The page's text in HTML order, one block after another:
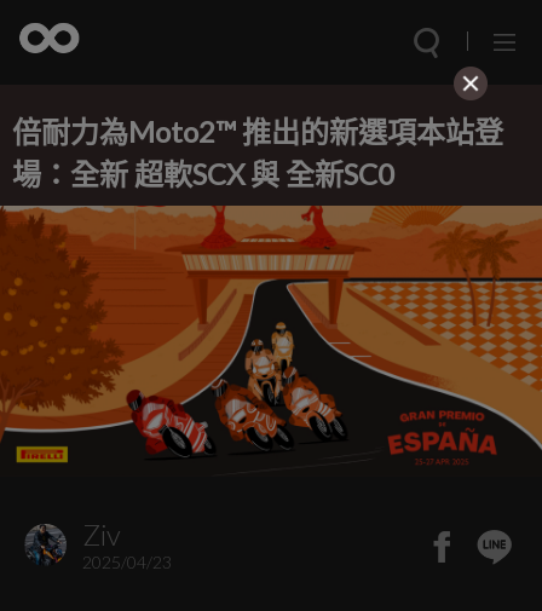
倍耐力為Moto2™ 推出的新選項本站登
場：全新 超軟SCX 與 全新SC0
Ziv
2025/04/23